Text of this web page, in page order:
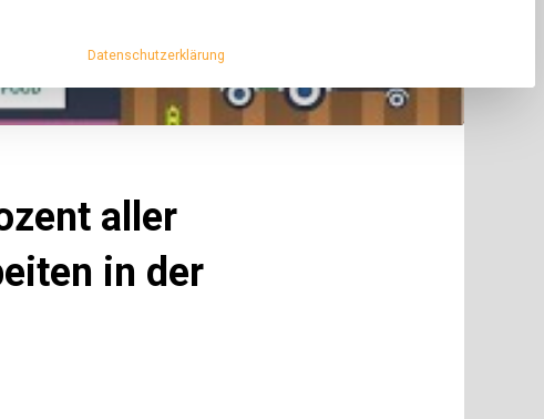
aller
in der
Datenschutzerklärung